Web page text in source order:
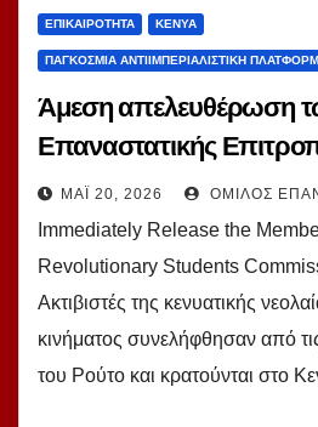
ΕΠΙΚΑΙΡΌΤΗΤΑ ΚΈΝΥΑ
ΠΑΓΚΌΣΜΙΑ ΑΝΤΙΙΜΠΕΡΙΑΛΙΣΤΙΚΉ
Άμεση απελευθέρωση
Επαναστατικής
Κένυας!
ΜΆΙ 20, 2026 ΌΜΙΛΟΣ
Immediately Release the
Revolutionary Students
Ακτιβιστές της κενυατικής
κινήματος συνελήφθησαν από
του Ρούτο και κρατούνται στο